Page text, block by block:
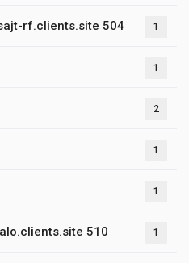
rf.clients.site 504 1
1
2
1
1
510 1